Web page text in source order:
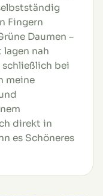
Fingern
Daumen –
lagen nah
schließlich bei
meine
direkt in
es Schöneres